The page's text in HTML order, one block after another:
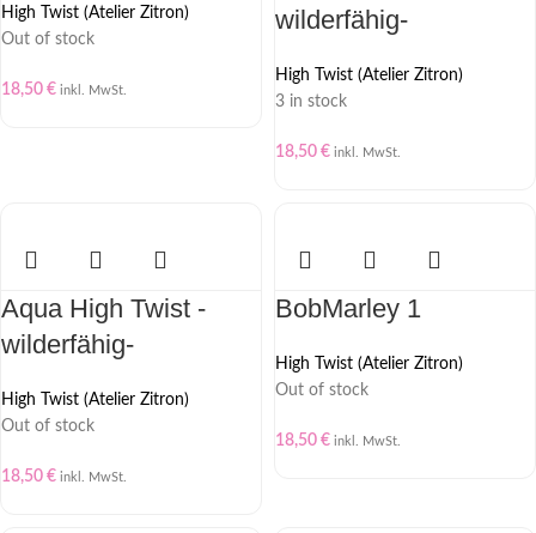
High Twist (Atelier Zitron)
Out of stock
18,50 € inkl. MwSt.
wilderfähig-
High Twist (Atelier Zitron)
3 in stock
18,50 € inkl. MwSt.
Aqua High Twist -
wilderfähig-
High Twist (Atelier Zitron)
Out of stock
18,50 € inkl. MwSt.
BobMarley 1
High Twist (Atelier Zitron)
Out of stock
18,50 € inkl. MwSt.